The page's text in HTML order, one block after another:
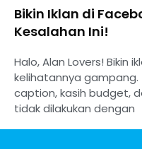
Bikin Iklan di
Kesalahan Ini!
Halo, Alan Lovers! Bikin
kelihatannya
caption, kasih budget,
tidak dilakukan dengan